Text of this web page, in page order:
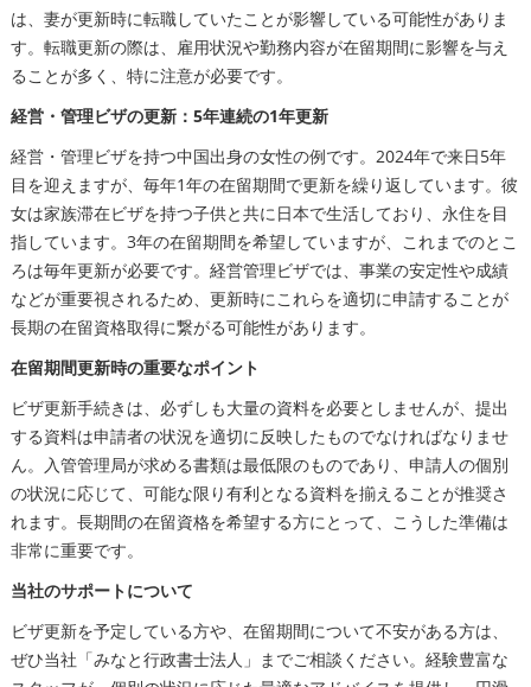
は、妻が更新時に転職していたことが影響している可能性がありま
す。転職更新の際は、雇用状況や勤務内容が在留期間に影響を与え
ることが多く、特に注意が必要です。
経営・管理ビザの更新：5年連続の1年更新
経営・管理ビザを持つ中国出身の女性の例です。2024年で来日5年
目を迎えますが、毎年1年の在留期間で更新を繰り返しています。彼
女は家族滞在ビザを持つ子供と共に日本で生活しており、永住を目
指しています。3年の在留期間を希望していますが、これまでのとこ
ろは毎年更新が必要です。経営管理ビザでは、事業の安定性や成績
などが重要視されるため、更新時にこれらを適切に申請することが
長期の在留資格取得に繋がる可能性があります。
在留期間更新時の重要なポイント
ビザ更新手続きは、必ずしも大量の資料を必要としませんが、提出
する資料は申請者の状況を適切に反映したものでなければなりませ
ん。入管管理局が求める書類は最低限のものであり、申請人の個別
の状況に応じて、可能な限り有利となる資料を揃えることが推奨さ
れます。長期間の在留資格を希望する方にとって、こうした準備は
非常に重要です。
当社のサポートについて
ビザ更新を予定している方や、在留期間について不安がある方は、
ぜひ当社「みなと行政書士法人」までご相談ください。経験豊富な